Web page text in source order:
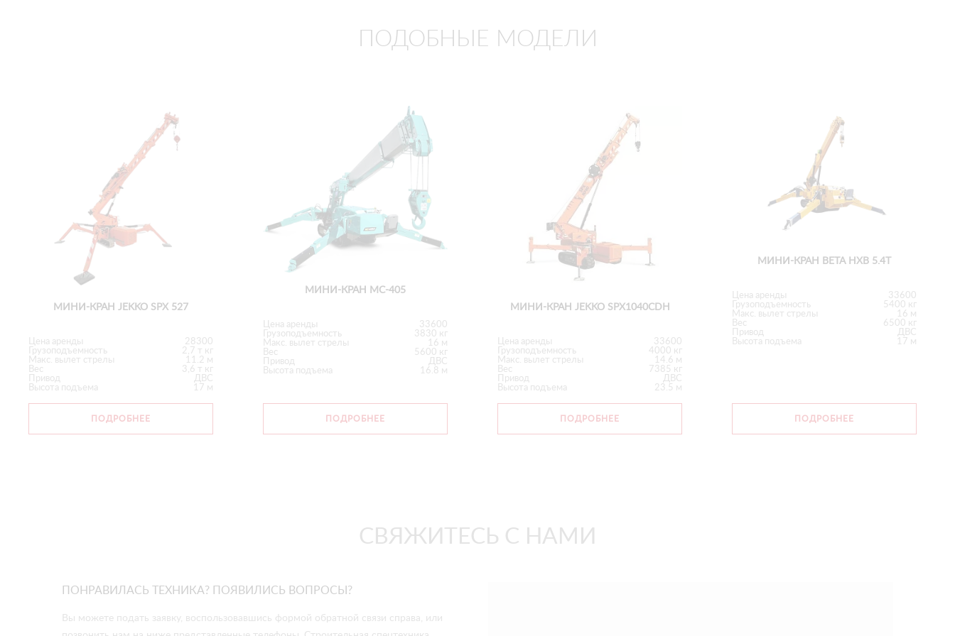
ПОДОБНЫЕ МОДЕЛИ
МИНИ-КРАН JEKKO SPX 527
Цена аренды
28300
Грузоподъемность
2,7 т кг
Макс. вылет стрелы
11.2 м
Вес
3,6 т кг
Привод
ДВС
Высота подъема
17 м
ПОДРОБНЕЕ
МИНИ-КРАН MC-405
Цена аренды
33600
Грузоподъемность
3830 кг
Макс. вылет стрелы
16 м
Вес
5600 кг
Привод
ДВС
Высота подъема
16.8 м
ПОДРОБНЕЕ
МИНИ-КРАН JEKKO SPX1040CDH
Цена аренды
33600
Грузоподъемность
4000 кг
Макс. вылет стрелы
14.6 м
Вес
7385 кг
Привод
ДВС
Высота подъема
23.5 м
ПОДРОБНЕЕ
МИНИ-КРАН BETA HXB 5.4T
Цена аренды
33600
Грузоподъемность
5400 кг
Макс. вылет стрелы
16 м
Вес
6500 кг
Привод
ДВС
Высота подъема
17 м
ПОДРОБНЕЕ
СВЯЖИТЕСЬ С НАМИ
ПОНРАВИЛАСЬ ТЕХНИКА? ПОЯВИЛИСЬ ВОПРОСЫ?
Вы можете подать заявку, воспользовавшись формой обратной связи справа, или